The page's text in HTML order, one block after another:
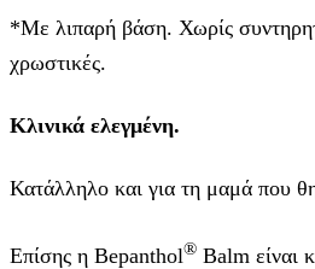
*Με λιπαρή βάση. Χωρίς
χρωστικές.
Κλινικά ελεγμένη.
Κατάλληλο και για τη μαμά που
Επίσης η Bepanthol® Balm είναι